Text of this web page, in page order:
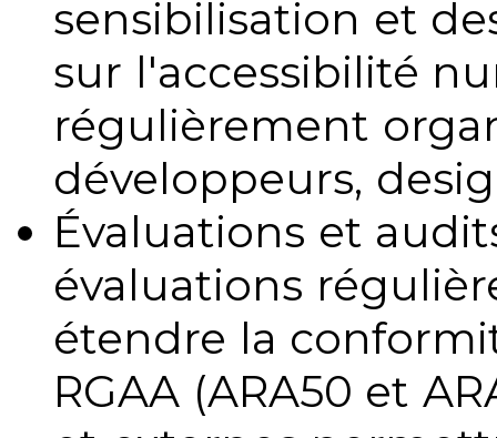
sensibilisation et
sur l'accessibilité
régulièrement
développeurs,
Évaluations et
évaluations
étendre la
RGAA (ARA50 et